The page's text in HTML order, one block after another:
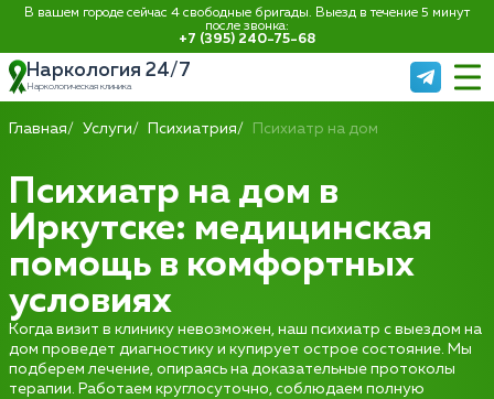
В вашем городе сейчас 4 свободные бригады. Выезд в течение 5 минут
после звонка:
+7 (395) 240-75-68
Наркология 24/7
Наркологическая клиника
Главная Услуги Психиатрия Психиатр на дом
Психиатр на дом в
Иркутске: медицинская
помощь в комфортных
условиях
Когда визит в клинику невозможен, наш психиатр с выездом на
дом проведет диагностику и купирует острое состояние. Мы
подберем лечение, опираясь на доказательные протоколы
терапии. Работаем круглосуточно, соблюдаем полную